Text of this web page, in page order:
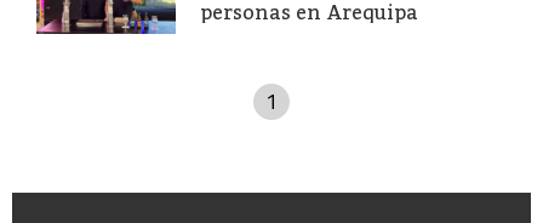
personas en Arequipa
1